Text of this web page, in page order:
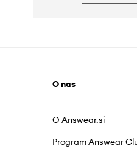
O nas
O Answear.si
Program Answear